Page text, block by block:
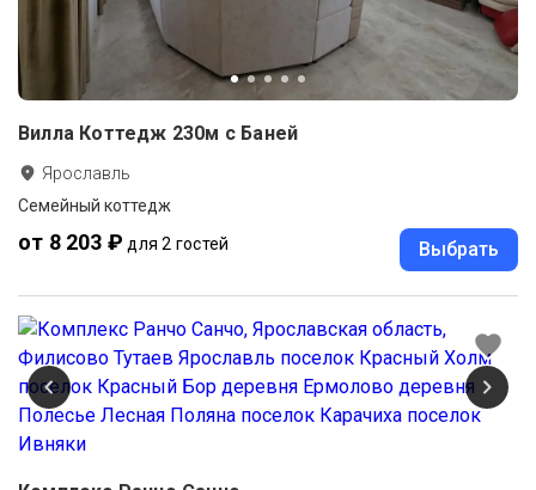
Вилла Коттедж 230м с Баней
Ярославль
Семейный коттедж
от 8 203 ₽ для 2 гостей Выбрать